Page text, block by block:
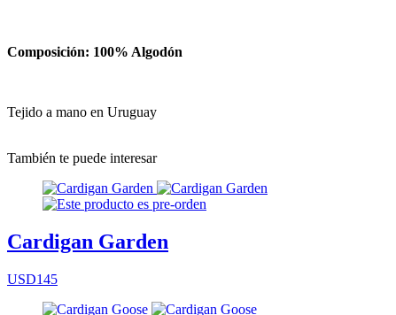
Composición: 100% Algodón
Tejido a mano en Uruguay
También te puede interesar
Cardigan Garden
USD145